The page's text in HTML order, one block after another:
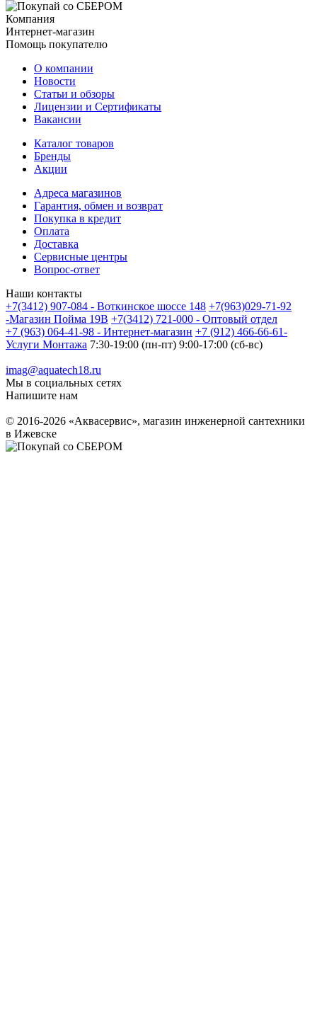
Компания
Интернет-магазин
Помощь покупателю
О компании
Новости
Статьи и обзоры
Лицензии и Сертификаты
Вакансии
Каталог товаров
Бренды
Акции
Адреса магазинов
Гарантия, обмен и возврат
Покупка в кредит
Оплата
Доставка
Сервисные центры
Вопрос-ответ
Наши контакты
+7(3412) 907-084 - Воткинское шоссе 148 +7(963)029-71-92
-Магазин Пойма 19В +7(3412) 721-000 - Оптовый отдел
+7 (963) 064-41-98 - Интернет-магазин +7 (912) 466-66-61-
Услуги Монтажа 7:30-19:00 (пн-пт) 9:00-17:00 (сб-вс)
imag@aquatech18.ru
Мы в социальных сетях
Напишите нам
© 2016-2026 «Аквасервис», магазин инженерной сантехники
в Ижевске